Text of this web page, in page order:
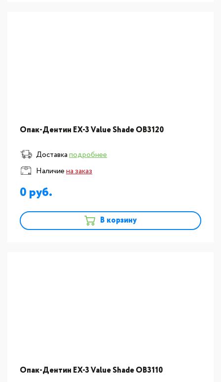
Опак-Дентин EX-3 Value Shade OB3120
Доставкаподробнее
Наличиена заказ
0
В корзину
Опак-Дентин EX-3 Value Shade OB3110